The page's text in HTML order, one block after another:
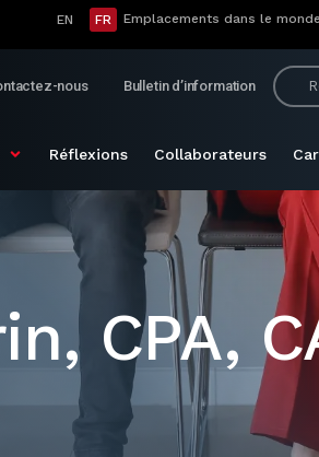
EN FR Emplacements dans le
nous Bulletin d’information
Réflexions Collaborateurs
CPA,